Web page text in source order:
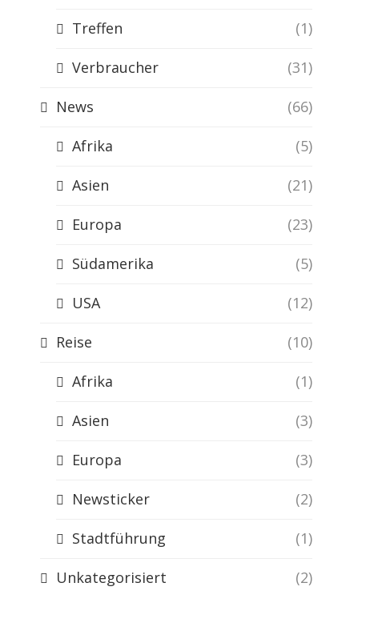
Treffen (1)
Verbraucher (31)
News (66)
Afrika (5)
Asien (21)
Europa (23)
Südamerika (5)
USA (12)
Reise (10)
Afrika (1)
Asien (3)
Europa (3)
Newsticker (2)
Stadtführung (1)
Unkategorisiert (2)